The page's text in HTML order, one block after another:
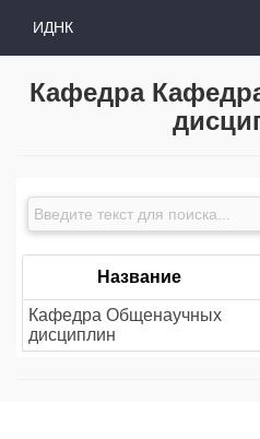
ИДНК
Кафедра
Название
Кафедра Общенаучных
дисциплин